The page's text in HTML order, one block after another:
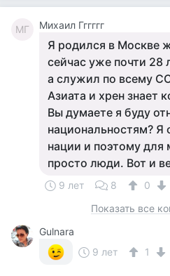
МГ Михаил Гггггг
Я родился в Москве
сейчас уже почти 28
а служил по всему
Азиата и хрен знает
Вы думаете я буду
национальностям? Я
нации и поэтому для
просто люди. Вот и
9 лет 8
0
Показать все
Gulnara
9 лет
1